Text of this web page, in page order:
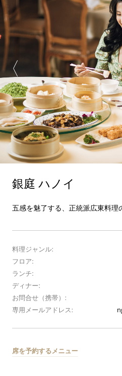
銀庭 ハノイ
五感を魅了する、正統派広東料理
料理ジャンル:
フロア:
ランチ:
ディナー:
お問合せ（携帯）:
専用メールアドレス:
席を予約するメニュー